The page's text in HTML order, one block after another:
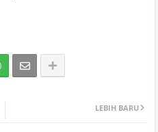
LEBIH BARU